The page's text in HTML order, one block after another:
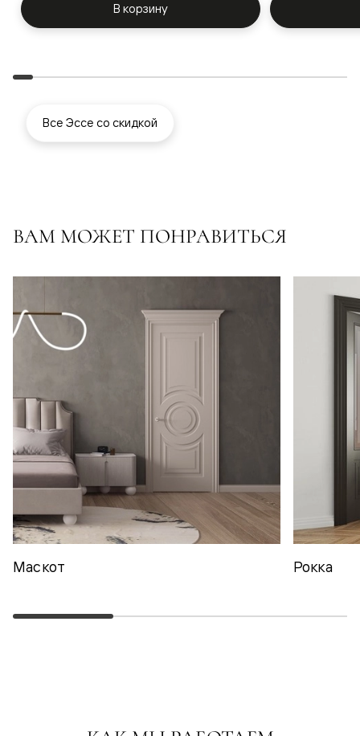
В корзину
Все Эссе со скидкой
ВАМ МОЖЕТ ПОНРАВИТЬСЯ
Маскот Рокка